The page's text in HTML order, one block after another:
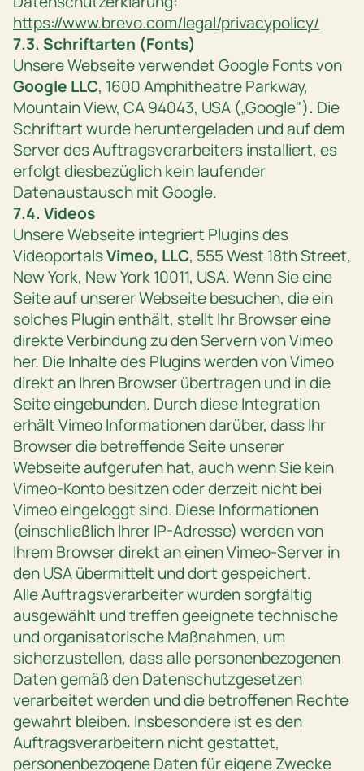
https://www.brevo.com/legal/privacypolicy/
7.3. Schriftarten (Fonts)
Unsere Webseite verwendet Google Fonts von
Google LLC, 1600 Amphitheatre Parkway,
Mountain View, CA 94043, USA („Google"). Die
Schriftart wurde heruntergeladen und auf dem
Server des Auftragsverarbeiters installiert, es
erfolgt diesbezüglich kein laufender
Datenaustausch mit Google.
7.4. Videos
Unsere Webseite integriert Plugins des
VideoportalsVimeo, LLC, 555 West 18th Street,
New York, New York 10011, USA. Wenn Sie eine
Seite auf unserer Webseite besuchen, die ein
solches Plugin enthält, stellt Ihr Browser eine
direkte Verbindung zu den Servern von Vimeo
her. Die Inhalte des Plugins werden von Vimeo
direkt an Ihren Browser übertragen und in die
Seite eingebunden. Durch diese Integration
erhält Vimeo Informationen darüber, dass Ihr
Browser die betreffende Seite unserer
Webseite aufgerufen hat, auch wenn Sie kein
Vimeo-Konto besitzen oder derzeit nicht bei
Vimeo eingeloggt sind. Diese Informationen
(einschließlich Ihrer IP-Adresse) werden von
Ihrem Browser direkt an einen Vimeo-Server in
den USA übermittelt und dort gespeichert.
Alle Auftragsverarbeiter wurden sorgfältig
ausgewählt und treffen geeignete technische
und organisatorische Maßnahmen, um
sicherzustellen, dass alle personenbezogenen
Daten gemäß den Datenschutzgesetzen
verarbeitet werden und die betroffenen Rechte
gewahrt bleiben. Insbesondere ist es den
Auftragsverarbeitern nicht gestattet,
personenbezogene Daten für eigene Zwecke